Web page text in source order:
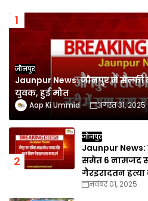
जौनपुर
Jaunpur News: जौनपुर में
युवक, हुई मौत
Aap Ki Ummid अगस्त 31, 2025
जौनपुर
Jaunpur
समेत 6 नामजद
गैरइरादतन हत्या
नवंबर 01, 2025